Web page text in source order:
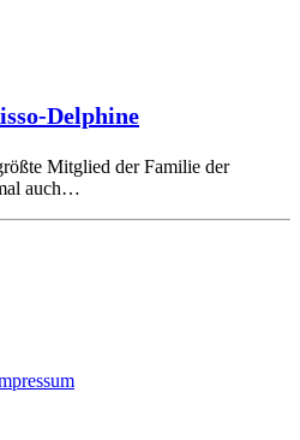
Delphine
Mitglied der Familie der
auch…